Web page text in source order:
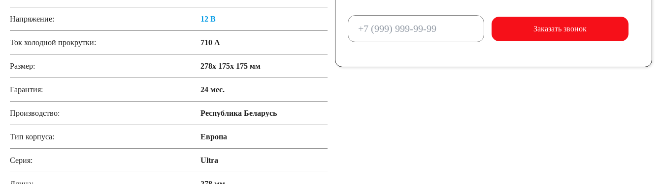
Напряжение: 12 В
Ток холодной прокрутки: 710 А
Размер: 278x 175x 175 мм
Гарантия: 24 мес.
Производство: Республика Беларусь
Тип корпуса: Европа
Серия: Ultra
Заказать звонок